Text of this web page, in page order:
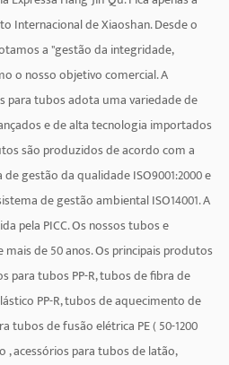
Internacional de Xiaoshan. Desde o
a "gestão da integridade,
o nosso objetivo comercial. A
para tubos adota uma variedade de
e de alta tecnologia importados
são produzidos de acordo com a
gestão da qualidade ISO9001:2000 e
de gestão ambiental ISO14001. A
pela PICC. Os nossos tubos e
de 50 anos. Os principais produtos
para tubos PP-R, tubos de fibra de
PP-R, tubos de aquecimento de
tubos de fusão elétrica PE ( 50-1200
acessórios para tubos de latão,